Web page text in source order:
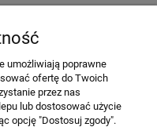
umożliwiają poprawne
ofertę do Twoich
przez nas
lub dostosować użycie
opcję "Dostosuj zgody".